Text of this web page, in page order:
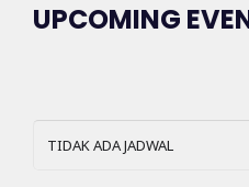
UPCOMING
TIDAK ADA JADWAL